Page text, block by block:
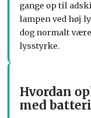
gange op til
lampen ved høj
dog normalt
lysstyrke.
Hvordan
med